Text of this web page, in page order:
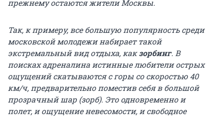
прежнему остаются жители Москвы.
Так, к примеру, все большую популярность среди
московской молодежи набирает такой
экстремальный вид отдыха, какзорбинг. В
поисках адреналина истинные любители острых
ощущений скатываются с горы со скоростью 40
км/ч, предварительно поместив себя в большой
прозрачный шар (зорб). Это одновременно и
полет, и ощущение невесомости, и свободное